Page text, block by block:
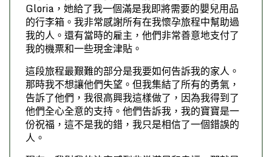
Gloria，她給了我一個滿是我即將需要的嬰兒用品
的行李箱。我非常感謝所有在我懷孕旅程中幫助過
我的人。還有當時的雇主，他們非常善意地支付了
我的機票和一些現金津貼。
這段旅程最艱難的部分是我要如何告訴我的家人。
那時我不想讓他們失望。但我集結了所有的勇氣，
告訴了他們，我很高興我這樣做了，因為我得到了
他們全心全意的支持。他們告訴我，我的寶寶是一
份祝福，這不是我的錯，我只是相信了一個錯誤的
人。